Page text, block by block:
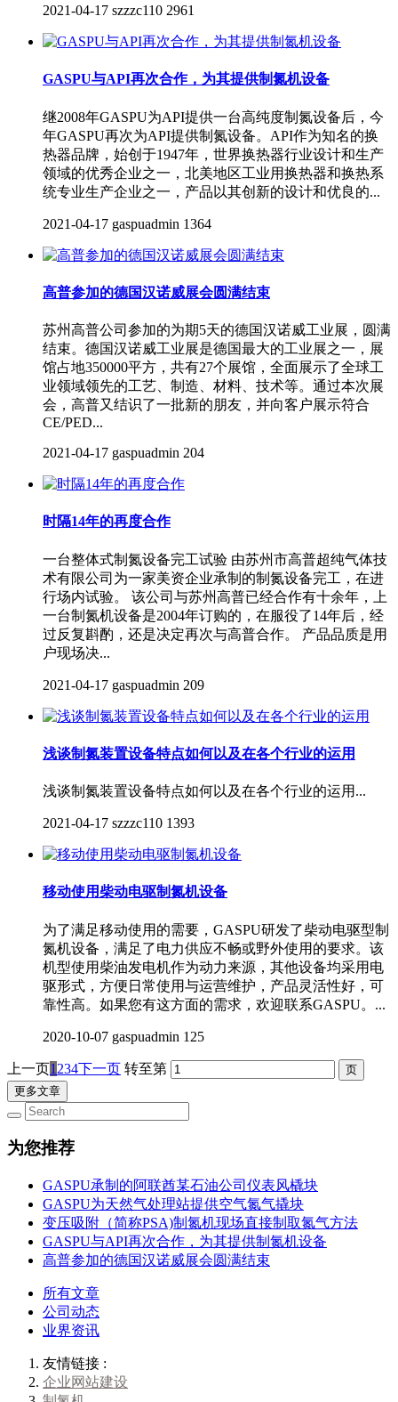
2021-04-17 szzzc110 2961
GASPU与API再次合作，为其提供制氮机设备
继2008年GASPU为API提供一台高纯度制氮设备后，今
年GASPU再次为API提供制氮设备。API作为知名的换
热器品牌，始创于1947年，世界换热器行业设计和生产
领域的优秀企业之一，北美地区工业用换热器和换热系
统专业生产企业之一，产品以其创新的设计和优良的...
2021-04-17 gaspuadmin 1364
高普参加的德国汉诺威展会圆满结束
苏州高普公司参加的为期5天的德国汉诺威工业展，圆满
结束。德国汉诺威工业展是德国最大的工业展之一，展
馆占地350000平方，共有27个展馆，全面展示了全球工
业领域领先的工艺、制造、材料、技术等。通过本次展
会，高普又结识了一批新的朋友，并向客户展示符合
CE/PED...
2021-04-17 gaspuadmin 204
时隔14年的再度合作
一台整体式制氮设备完工试验 由苏州市高普超纯气体技
术有限公司为一家美资企业承制的制氮设备完工，在进
行场内试验。 该公司与苏州高普已经合作有十余年，上
一台制氮机设备是2004年订购的，在服役了14年后，经
过反复斟酌，还是决定再次与高普合作。 产品品质是用
户现场决...
2021-04-17 gaspuadmin 209
浅谈制氮装置设备特点如何以及在各个行业的运用
浅谈制氮装置设备特点如何以及在各个行业的运用...
2021-04-17 szzzc110 1393
移动使用柴动电驱制氮机设备
为了满足移动使用的需要，GASPU研发了柴动电驱型制
氮机设备，满足了电力供应不畅或野外使用的要求。该
机型使用柴油发电机作为动力来源，其他设备均采用电
驱形式，方便日常使用与运营维护，产品灵活性好，可
靠性高。如果您有这方面的需求，欢迎联系GASPU。...
2020-10-07 gaspuadmin 125
上一页1 234下一页 转至第
更多文章
为您推荐
GASPU承制的阿联酋某石油公司仪表风橇块
GASPU为天然气处理站提供空气氮气撬块
变压吸附（简称PSA)制氮机现场直接制取氮气方法
GASPU与API再次合作，为其提供制氮机设备
高普参加的德国汉诺威展会圆满结束
所有文章
公司动态
业界资讯
友情链接 :
企业网站建设